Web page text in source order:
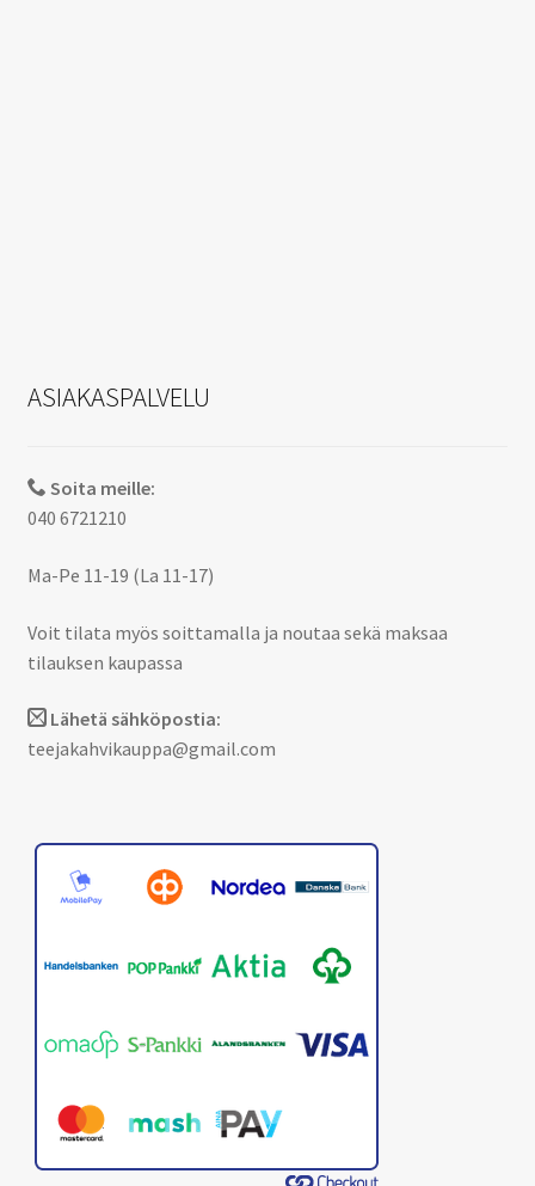
ASIAKASPALVELU
Soita meille:
040 6721210
Ma-Pe 11-19 (La 11-17)
Voit tilata myös soittamalla ja noutaa sekä maksaa
tilauksen kaupassa
Lähetä sähköpostia:
teejakahvikauppa@gmail.com